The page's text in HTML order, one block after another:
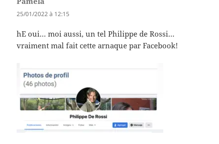
25/01/2022 à 12:15
hE oui… moi aussi, un tel Philippe de Rossi…
vraiment mal fait cette arnaque par Facebook!